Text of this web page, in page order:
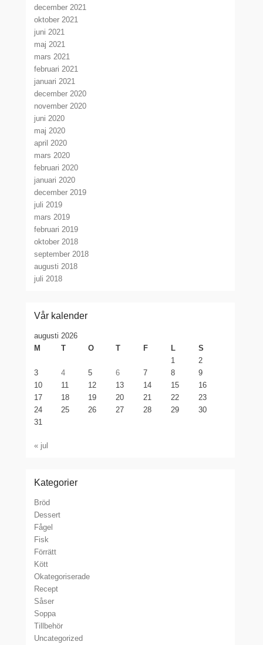
december 2021
oktober 2021
juni 2021
maj 2021
mars 2021
februari 2021
januari 2021
december 2020
november 2020
juni 2020
maj 2020
april 2020
mars 2020
februari 2020
januari 2020
december 2019
juli 2019
mars 2019
februari 2019
oktober 2018
september 2018
augusti 2018
juli 2018
Vår kalender
augusti 2026
M
T O T F L
S
1
2
3
4 5 6 7 8
9
10
11 12 13 14 15
16
17
18 19 20 21 22
23
24
25 26 27 28 29
30
31
« jul
Kategorier
Bröd
Dessert
Fågel
Fisk
Förrätt
Kött
Okategoriserade
Recept
Såser
Soppa
Tillbehör
Uncategorized